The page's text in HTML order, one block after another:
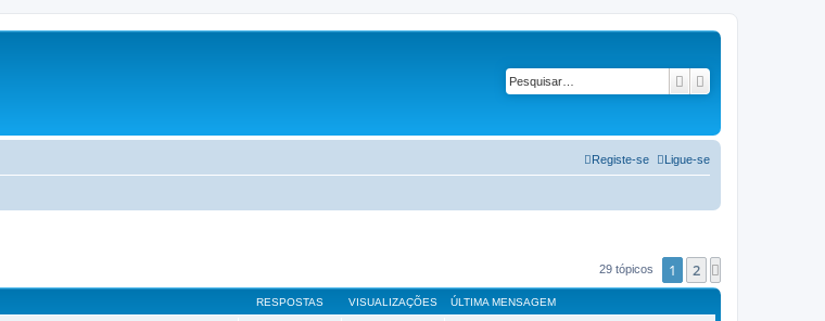
Pesquisar
Ligue-se
Registe-se
29 tópicos 1 2
RESPOSTAS VISUALIZAÇÕES ÚLTIMA MENSAGEM